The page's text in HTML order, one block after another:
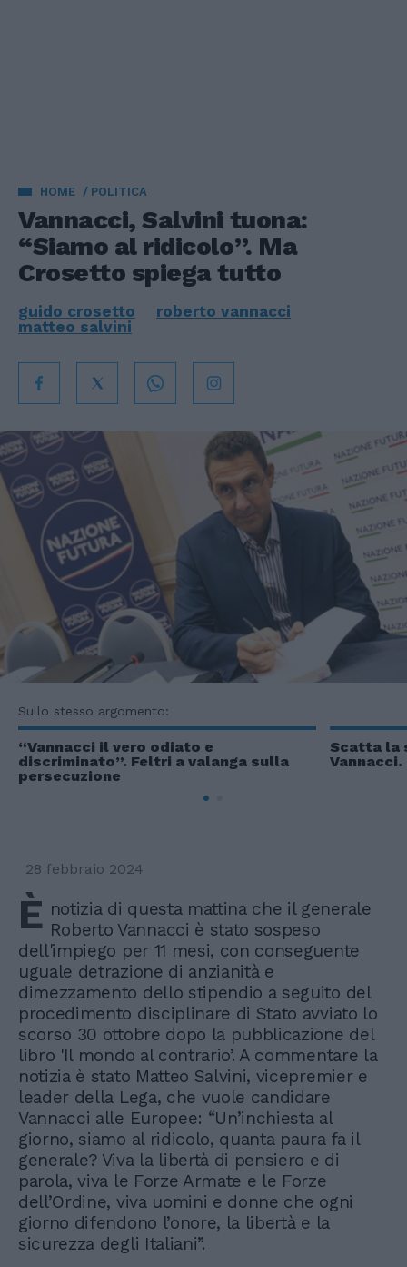
HOME POLITICA
Vannacci, Salvini tuona:
“Siamo al ridicolo”. Ma
Crosetto spiega tutto
guido crosetto
roberto vannacci
matteo salvini
Sullo stesso argomento:
“Vannacci il vero odiato e
discriminato”. Feltri a valanga sulla
persecuzione
Scatta la
28 febbraio 2024
È notizia di questa mattina che il generale
Roberto Vannacci è stato sospeso
dell'impiego per 11 mesi, con conseguente
uguale detrazione di anzianità e
dimezzamento dello stipendio a seguito del
procedimento disciplinare di Stato avviato lo
scorso 30 ottobre dopo la pubblicazione del
libro 'Il mondo al contrario’. A commentare la
notizia è stato Matteo Salvini, vicepremier e
leader della Lega, che vuole candidare
Vannacci alle Europee: “Un’inchiesta al
giorno, siamo al ridicolo, quanta paura fa il
generale? Viva la libertà di pensiero e di
parola, viva le Forze Armate e le Forze
dell’Ordine, viva uomini e donne che ogni
giorno difendono l’onore, la libertà e la
sicurezza degli Italiani”.